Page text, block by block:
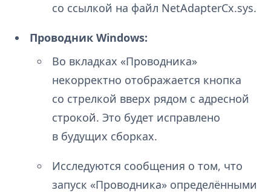
со ссылкой на файл NetAdapterCx.sys.
Проводник Windows:
Во вкладках «Проводника»
некорректно отображается кнопка
со стрелкой вверх рядом с адресной
строкой. Это будет исправлено
в будущих сборках.
Исследуются сообщения о том, что
запуск «Проводника» определёнными